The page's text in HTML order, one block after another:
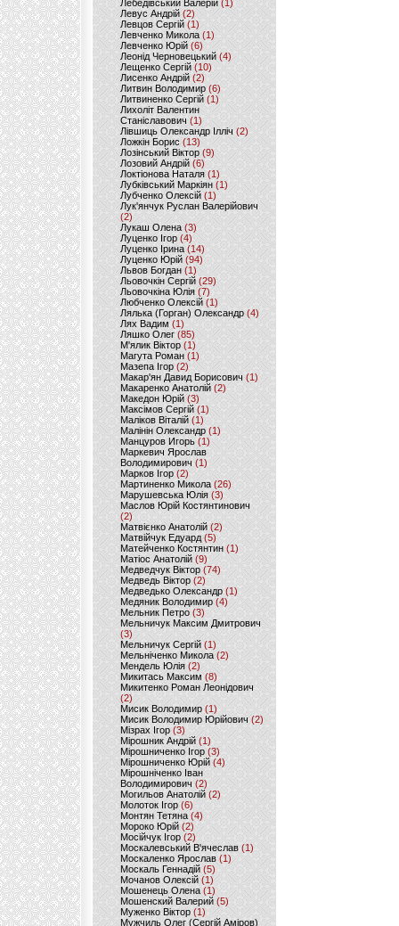
Лебедівський Валерій(1)
Левус Андрій(2)
Левцов Сергій (1)
Левченко Микола (1)
Левченко Юрій (6)
Леонід Черновецький (4)
Лещенко Сергій (10)
Лисенко Андрій (2)
Литвин Володимир (6)
Литвиненко Сергій (1)
Лихоліт Валентин
Станіславович (1)
Лівшиць Олександр Ілліч (2)
Ложкін Борис(13)
Лозінський Віктор(9)
Лозовий Андрій (6)
Локтіонова Наталя (1)
Лубківський Маркіян(1)
Лубченко Олексій (1)
Лук'янчук Руслан Валерійович
(2)
Лукаш Олена (3)
Луценко Ігор (4)
Луценко Ірина (14)
Луценко Юрій (94)
Львов Богдан (1)
Льовочкін Сергій (29)
Льовочкіна Юлія(7)
Любченко Олексій(1)
Лялька (Горган) Олександр(4)
Лях Вадим (1)
Ляшко Олег (85)
М'ялик Віктор(1)
Магута Роман(1)
Мазепа Ігор (2)
Макар'ян Давид Борисович(1)
Макаренко Анатолій (2)
Македон Юрій(3)
Максімов Сергій (1)
Маліков Віталій (1)
Малінін Олександр (1)
Манцуров Игорь (1)
Маркевич Ярослав
Володимирович (1)
Марков Ігор (2)
Мартиненко Микола (26)
Марушевська Юлія (3)
Маслов Юрій Костянтинович
(2)
Матвієнко Анатолій (2)
Матвійчук Едуард(5)
Матейченко Костянтин (1)
Матіос Анатолій (9)
Медведчук Віктор(74)
Медведь Віктор (2)
Медведько Олександр (1)
Медяник Володимир(4)
Мельник Петро (3)
Мельничук Максим Дмитрович
(3)
Мельничук Сергій (1)
Мельніченко Микола (2)
Мендель Юлія (2)
Микитась Максим (8)
Микитенко Роман Леонідович
(2)
Мисик Володимир (1)
Мисик Володимир Юрійович(2)
Мізрах Ігор(3)
Мірошник Андрій(1)
Мірошниченко Ігор (3)
Мірошниченко Юрій(4)
Мірошніченко Іван
Володимирович (2)
Могильов Анатолій (2)
Молоток Ігор (6)
Монтян Тетяна (4)
Мороко Юрій(2)
Мосійчук Ігор (2)
Москалевський В'ячеслав (1)
Москаленко Ярослав (1)
Москаль Геннадій (5)
Мочанов Олексій(1)
Мошенець Олена(1)
Мошенский Валерий (5)
Муженко Віктор (1)
Мужчиль Олег (Сергій Аміров)